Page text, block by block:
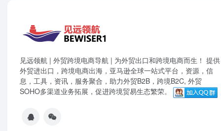
见远领航 | 外贸跨境电商导航 | 为外贸出口和跨境电商而生！ 提供
外贸进出口，跨境电商出海，亚马逊全球一站式平台，资源，信
息，工具，资讯，服务聚合，助力外贸B2B，跨境B2C, 外贸
SOHO多渠道业务拓展，促进跨境贸易生态繁荣。